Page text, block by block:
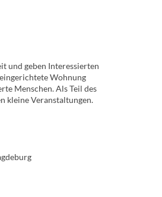
und geben Interessierten
Wohnung
Menschen. Als Teil des
kleine Veranstaltungen.